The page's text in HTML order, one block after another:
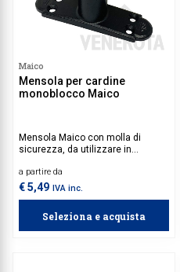
Maico
Mensola per cardine
monoblocco Maico
Mensola Maico con molla di
sicurezza, da utilizzare in
monoblocco.
a partire da
€ 5,49 IVA inc.
Seleziona e acquista